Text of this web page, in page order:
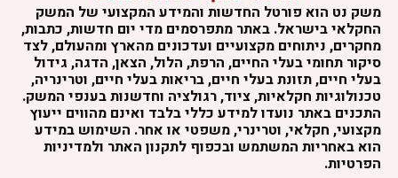
משק נט הוא פורטל החדשות והמידע המקצועי של המשק
החקלאי בישראל. באתר מתפרסמים מדי יום חדשות, כתבות,
מחקרים, ניתוחים מקצועיים ועדכונים מהארץ ומהעולם, לצד
סיקור תחומי בעלי החיים, הרפת, הלול, הצאן, הדגה, גידול
בעלי חיים, תזונת בעלי חיים, בריאות בעלי חיים, וטרינריה,
טכנולוגיות חקלאיות, ציוד, רגולציה וחדשנות בענפי המשק.
התכנים באתר נועדו למידע כללי בלבד ואינם מהווים ייעוץ
מקצועי, חקלאי, וטרינרי, משפטי או אחר. השימוש במידע
הוא באחריות המשתמש ובכפוף לתקנון האתר ולמדיניות
הפרטיות.